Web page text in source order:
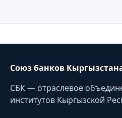
Союз банков
СБК — отраслевое
институтов Кыргызской